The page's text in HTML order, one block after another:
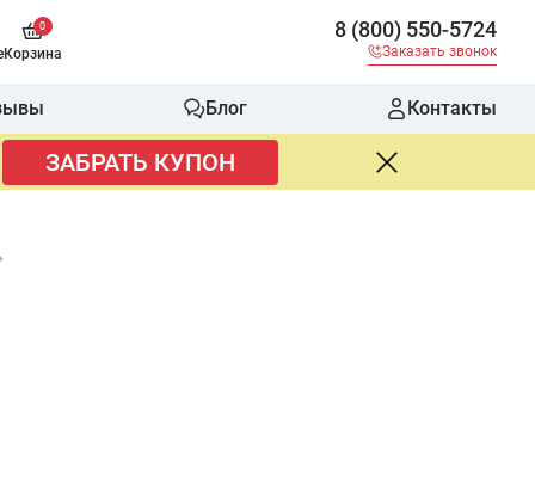
0
Корзина
8 (800) 550-5724
Заказать звонок
Блог Контакты
ЗАБРАТЬ КУПОН